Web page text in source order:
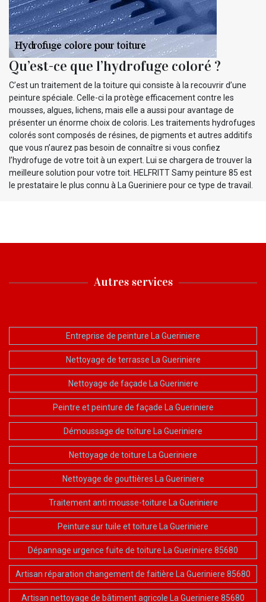
Qu’est-ce que l’hydrofuge coloré ?
C’est un traitement de la toiture qui consiste à la recouvrir d’une
peinture spéciale. Celle-ci la protège efficacement contre les
mousses, algues, lichens, mais elle a aussi pour avantage de
présenter un énorme choix de coloris. Les traitements hydrofuges
colorés sont composés de résines, de pigments et autres additifs
que vous n’aurez pas besoin de connaître si vous confiez
l’hydrofuge de votre toit à un expert. Lui se chargera de trouver la
meilleure solution pour votre toit. HELFRITT Samy peinture 85 est
le prestataire le plus connu à La Gueriniere pour ce type de travail.
Autres services
Entreprise de peinture La Gueriniere
Nettoyage de terrasse La Gueriniere
Nettoyage de façade La Gueriniere
Peintre et peinture de façade La Gueriniere
Démoussage de toiture La Gueriniere
Nettoyage de toiture La Gueriniere
Nettoyage de gouttières La Gueriniere
Traitement anti mousse-toiture La Gueriniere
Peinture sur tuile et toiture La Gueriniere
Dépannage urgence fuite de toiture La Gueriniere 85680
Artisan réparation changement de faitière La Gueriniere 85680
Artisan nettoyage de bâtiment agricole La Gueriniere 85680